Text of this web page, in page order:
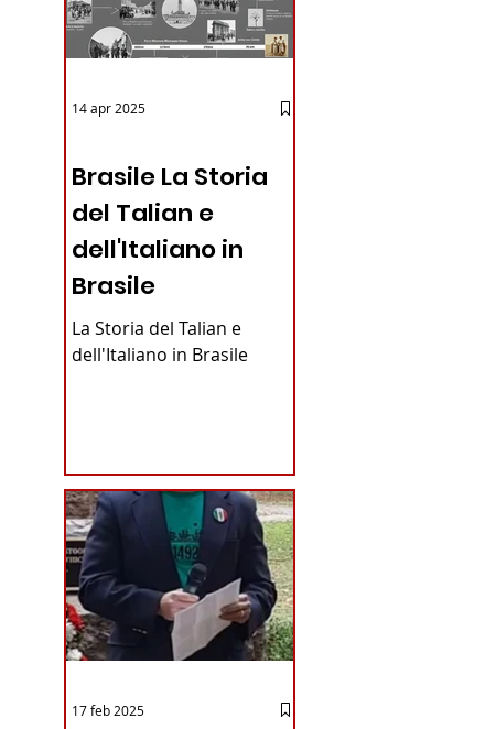
Brasile La Storia
del Talian e
dell'Italiano in
Brasile
La Storia del Talian e
dell'Italiano in Brasile
14 apr 2025
17 feb 2025